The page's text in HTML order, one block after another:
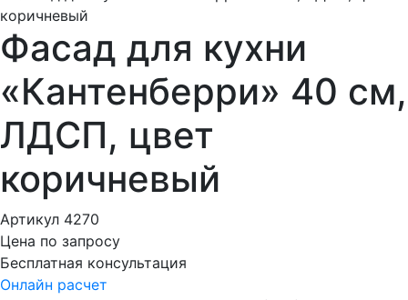
Фасад для кухни
«Кантенберри» 40 см,
ЛДСП, цвет
коричневый
Артикул 4270
Цена по запросу
Бесплатная консультация
Онлайн расчет